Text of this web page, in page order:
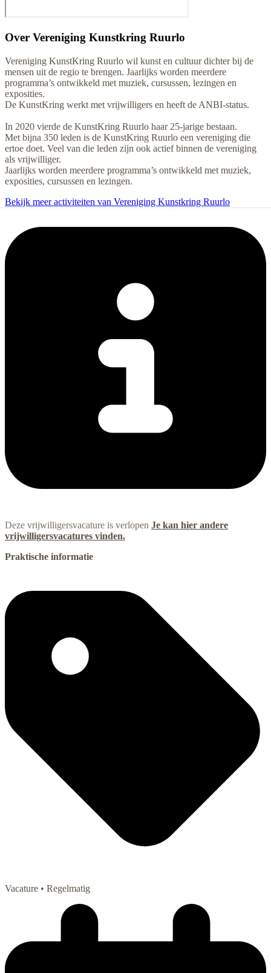
Over Vereniging Kunstkring Ruurlo
Vereniging KunstKring Ruurlo wil kunst en cultuur dichter bij de
mensen uit de regio te brengen. Jaarlijks worden meerdere
programma’s ontwikkeld met muziek, cursussen, lezingen en
exposities.
De KunstKring werkt met vrijwilligers en heeft de ANBI-status.
In 2020 vierde de KunstKring Ruurlo haar 25-jarige bestaan.
Met bijna 350 leden is de KunstKring Ruurlo een vereniging die
ertoe doet. Veel van die leden zijn ook actief binnen de vereniging
als vrijwilliger.
Jaarlijks worden meerdere programma’s ontwikkeld met muziek,
exposities, cursussen en lezingen.
Bekijk meer activiteiten van Vereniging Kunstkring Ruurlo
Deze vrijwilligersvacature is verlopen Je kan hier andere
vrijwilligersvacatures vinden.
Praktische informatie
Vacature • Regelmatig